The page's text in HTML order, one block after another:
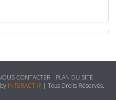
CONTACTER
PLAN DU SITE
INTERACT-IF| Tous Droits Réservés.